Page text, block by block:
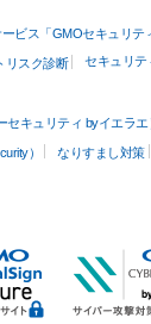
ビス「GMOセキュリテ
リスク診断 セキュリテ
キュリティ byイエラエ
）
なりすまし対策